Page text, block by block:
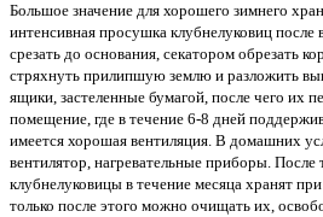
Большое значение для хорошего зимнего
интенсивная просушка клубнелуковиц после
срезать до основания, секатором обрезать
стряхнуть прилипшую землю и разложить
ящики, застеленные бумагой, после чего их
помещение, где в течение 6-8 дней
имеется хорошая вентиляция. В домашних
вентилятор, нагревательные приборы. После
клубнелуковицы в течение месяца хранят
только после этого можно очищать их,